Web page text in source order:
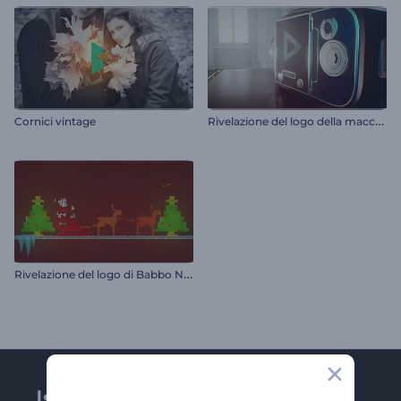
Cornici vintage R
ivelazione del logo della macchina fotografica vintage
R
ivelazione del logo di Babbo Natale